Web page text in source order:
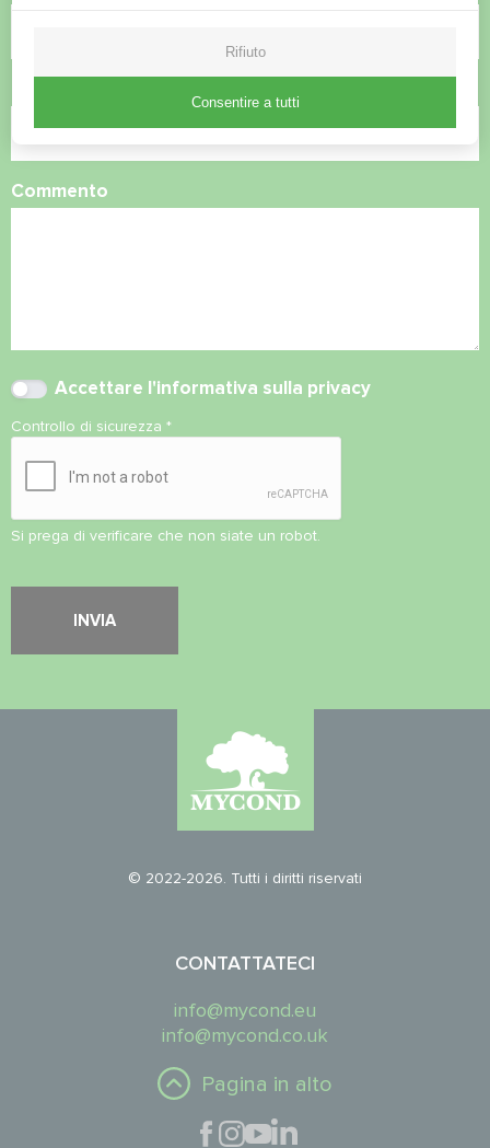
Commento
Accettare l'informativa sulla privacy
Controllo di sicurezza *
Si prega di verificare che non siate un robot.
© 2022-2026. Tutti i diritti riservati
CONTATTATECI
info@mycond.eu
info@mycond.co.uk
Pagina in alto
Rifiuto
Consentire a tutti